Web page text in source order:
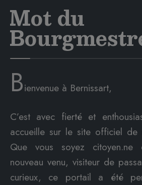
Mot du
Bienvenue à Bernissart,
C’est avec fierté et
accueille sur le site officiel de
Que vous soyez
nouveau venu, visiteur de
curieux, ce portail a été